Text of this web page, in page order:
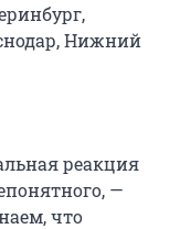
Нижний
реакция
—
что